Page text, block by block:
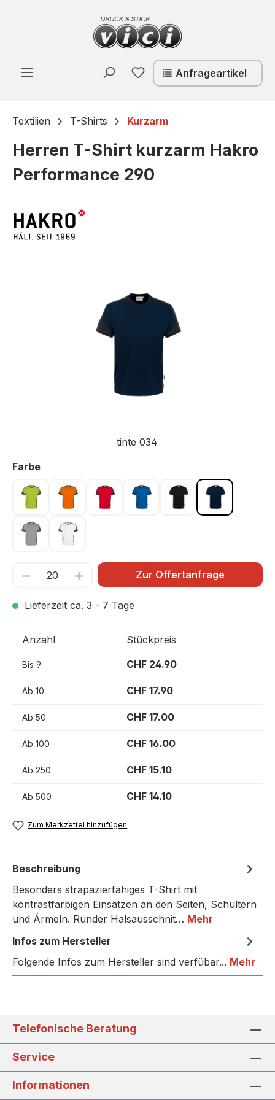
Zum Hauptinhalt springen
Du hast 0 Produkte auf
Anfrageartikel
Textilien T-Shirts Kurzarm
Herren T-Shirt kurzarm Hakro
Performance 290
tinte 034
Farbeauswählen
kiwi 040 orange 027rot 002 royalblau 010schwarz 005tinte 034
titan 043 weiß 001
Zur Offertanfrage
Lieferzeit ca. 3 - 7 Tage
Anzahl Stückpreis
Bis 9 CHF 24.90
Ab 10 CHF 17.90
Ab 50 CHF 17.00
Ab 100 CHF 16.00
Ab 250 CHF 15.10
Ab 500 CHF 14.10
Zum Merkzettel hinzufügen
Beschreibung
Besonders strapazierfähiges T-Shirt mit
kontrastfarbigen Einsätzen an den Seiten, Schultern
und Ärmeln. Runder Halsausschnit… Mehr
Infos zum Hersteller
Folgende Infos zum Hersteller sind verfübar... Mehr
Telefonische Beratung
Service
Informationen